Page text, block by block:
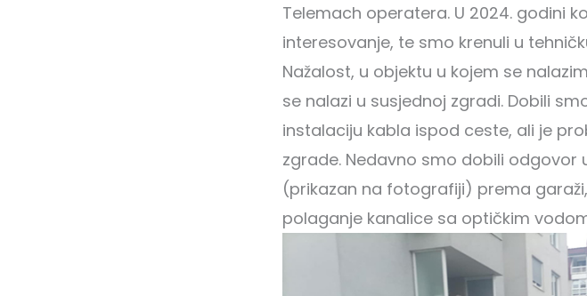
Telemach operatera. U 2024. godini
interesovanje, te smo krenuli u
Nažalost, u objektu u kojem se
se nalazi u susjednoj zgradi. Dobili
instalaciju kabla ispod ceste, ali je
zgrade. Nedavno smo dobili
(prikazan na fotografiji) prema
polaganje kanalice sa optičkim